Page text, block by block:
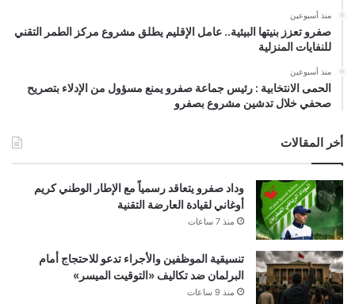
منذ أسبوعين
صفرو تعزز بنيتها البيئية.. عامل الإقليم يطلق مشروع مركز الطمر التقني
للنفايات المنزلية
منذ أسبوعين
الحمى الانتخابية : رئيس جماعة صفرو يمنع مسؤول من الإدلاء بتصريح
صحفي خلال تدشين مشروع بصفرو
أخر المقالات
وداد صفرو يتعاقد رسمياً مع الإطار الوطني كريم
أوغاني لقيادة العارضة التقنية
منذ 7 ساعات
تنسيقية الموظفين والأجراء تدعو للاحتجاج أمام
البرلمان ضد تكاليف «التوقيت الميسر»
منذ 9 ساعات